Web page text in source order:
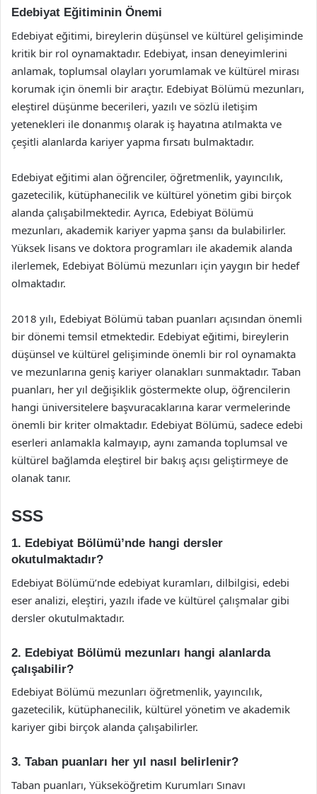
Edebiyat Eğitiminin Önemi
Edebiyat eğitimi, bireylerin düşünsel ve kültürel gelişiminde
kritik bir rol oynamaktadır. Edebiyat, insan deneyimlerini
anlamak, toplumsal olayları yorumlamak ve kültürel mirası
korumak için önemli bir araçtır. Edebiyat Bölümü mezunları,
eleştirel düşünme becerileri, yazılı ve sözlü iletişim
yetenekleri ile donanmış olarak iş hayatına atılmakta ve
çeşitli alanlarda kariyer yapma fırsatı bulmaktadır.
Edebiyat eğitimi alan öğrenciler, öğretmenlik, yayıncılık,
gazetecilik, kütüphanecilik ve kültürel yönetim gibi birçok
alanda çalışabilmektedir. Ayrıca, Edebiyat Bölümü
mezunları, akademik kariyer yapma şansı da bulabilirler.
Yüksek lisans ve doktora programları ile akademik alanda
ilerlemek, Edebiyat Bölümü mezunları için yaygın bir hedef
olmaktadır.
2018 yılı, Edebiyat Bölümü taban puanları açısından önemli
bir dönemi temsil etmektedir. Edebiyat eğitimi, bireylerin
düşünsel ve kültürel gelişiminde önemli bir rol oynamakta
ve mezunlarına geniş kariyer olanakları sunmaktadır. Taban
puanları, her yıl değişiklik göstermekte olup, öğrencilerin
hangi üniversitelere başvuracaklarına karar vermelerinde
önemli bir kriter olmaktadır. Edebiyat Bölümü, sadece edebi
eserleri anlamakla kalmayıp, aynı zamanda toplumsal ve
kültürel bağlamda eleştirel bir bakış açısı geliştirmeye de
olanak tanır.
SSS
1. Edebiyat Bölümü’nde hangi dersler
okutulmaktadır?
Edebiyat Bölümü’nde edebiyat kuramları, dilbilgisi, edebi
eser analizi, eleştiri, yazılı ifade ve kültürel çalışmalar gibi
dersler okutulmaktadır.
2. Edebiyat Bölümü mezunları hangi alanlarda
çalışabilir?
Edebiyat Bölümü mezunları öğretmenlik, yayıncılık,
gazetecilik, kütüphanecilik, kültürel yönetim ve akademik
kariyer gibi birçok alanda çalışabilirler.
3. Taban puanları her yıl nasıl belirlenir?
Taban puanları, Yükseköğretim Kurumları Sınavı